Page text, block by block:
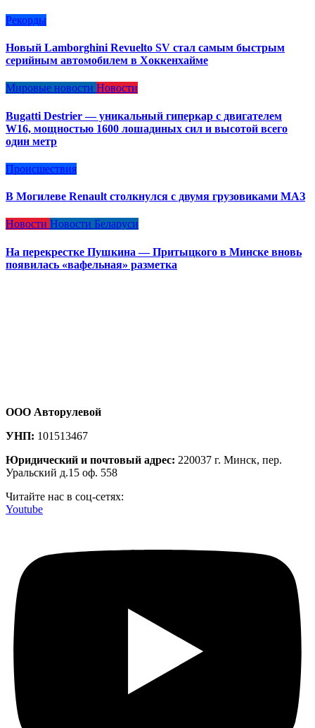
Рекорды
Новый Lamborghini Revuelto SV стал самым быстрым
серийным автомобилем в Хоккенхайме
Мировые новости Новости
Bugatti Destrier — уникальный гиперкар с двигателем
W16, мощностью 1600 лошадиных сил и высотой всего
один метр
Происшествия
В Могилеве Renault столкнулся с двумя грузовиками МАЗ
Новости Новости Беларуси
На перекрестке Пушкина — Притыцкого в Минске вновь
появилась «вафельная» разметка
ООО Авторулевой
УНП: 101513467
Юридический и почтовый адрес: 220037 г. Минск, пер.
Уральский д.15 оф. 558
Читайте нас в соц-сетях:
Youtube